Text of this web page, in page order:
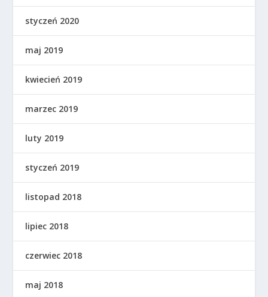
styczeń 2020
maj 2019
kwiecień 2019
marzec 2019
luty 2019
styczeń 2019
listopad 2018
lipiec 2018
czerwiec 2018
maj 2018